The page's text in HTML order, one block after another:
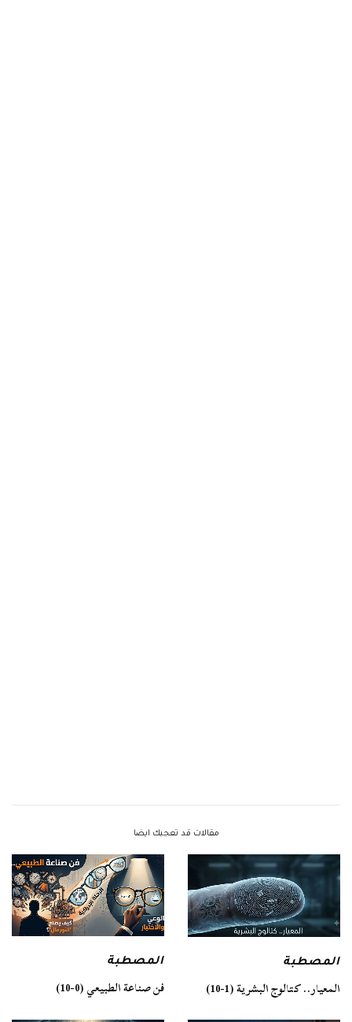
مقالات قد تعجبك ايضا
المصطبة
المعيار.. كتالوج البشرية (1-10)
المصطبة
فن صناعة الطبيعي (0-10)